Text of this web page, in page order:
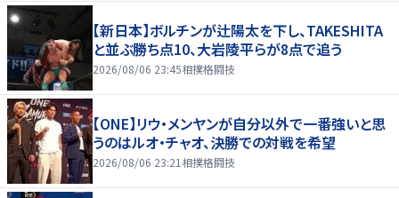
【新日本】ボルチンが辻陽太を下し、TAKESHITA
と並ぶ勝ち点10、大岩陵平らが8点で追う
2026/08/06 23:45相撲格闘技
【ONE】リウ・メンヤンが自分以外で一番強いと思
うのはルオ・チャオ、決勝での対戦を希望
2026/08/06 23:21 相撲格闘技